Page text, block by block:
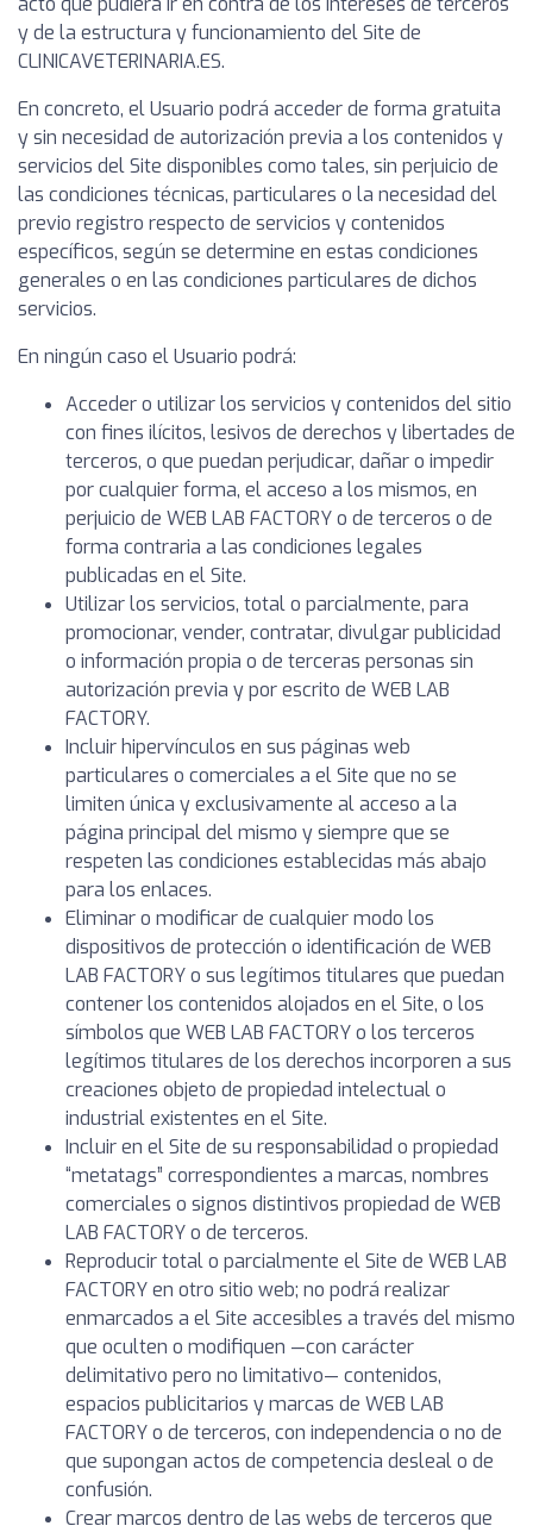
y de la estructura y funcionamiento del Site de
CLINICAVETERINARIA.ES.
En concreto, el Usuario podrá acceder de forma gratuita
y sin necesidad de autorización previa a los contenidos y
servicios del Site disponibles como tales, sin perjuicio de
las condiciones técnicas, particulares o la necesidad del
previo registro respecto de servicios y contenidos
específicos, según se determine en estas condiciones
generales o en las condiciones particulares de dichos
servicios.
En ningún caso el Usuario podrá:
Acceder o utilizar los servicios y contenidos del sitio
con fines ilícitos, lesivos de derechos y libertades de
terceros, o que puedan perjudicar, dañar o impedir
por cualquier forma, el acceso a los mismos, en
perjuicio de WEB LAB FACTORY o de terceros o de
forma contraria a las condiciones legales
publicadas en el Site.
Utilizar los servicios, total o parcialmente, para
promocionar, vender, contratar, divulgar publicidad
o información propia o de terceras personas sin
autorización previa y por escrito de WEB LAB
FACTORY.
Incluir hipervínculos en sus páginas web
particulares o comerciales a el Site que no se
limiten única y exclusivamente al acceso a la
página principal del mismo y siempre que se
respeten las condiciones establecidas más abajo
para los enlaces.
Eliminar o modificar de cualquier modo los
dispositivos de protección o identificación de WEB
LAB FACTORY o sus legítimos titulares que puedan
contener los contenidos alojados en el Site, o los
símbolos que WEB LAB FACTORY o los terceros
legítimos titulares de los derechos incorporen a sus
creaciones objeto de propiedad intelectual o
industrial existentes en el Site.
Incluir en el Site de su responsabilidad o propiedad
“metatags” correspondientes a marcas, nombres
comerciales o signos distintivos propiedad de WEB
LAB FACTORY o de terceros.
Reproducir total o parcialmente el Site de WEB LAB
FACTORY en otro sitio web; no podrá realizar
enmarcados a el Site accesibles a través del mismo
que oculten o modifiquen —con carácter
delimitativo pero no limitativo— contenidos,
espacios publicitarios y marcas de WEB LAB
FACTORY o de terceros, con independencia o no de
que supongan actos de competencia desleal o de
confusión.
Crear marcos dentro de las webs de terceros que